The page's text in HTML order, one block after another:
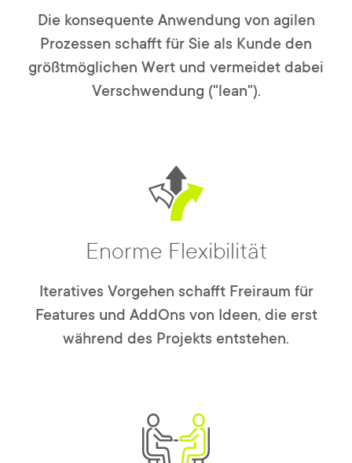
Die konsequente Anwendung von agilen
Prozessen schafft für Sie als Kunde den
größtmöglichen Wert und vermeidet dabei
Verschwendung ("lean").
Enorme Flexibilität
Iteratives Vorgehen schafft Freiraum für
Features und AddOns von Ideen, die erst
während des Projekts entstehen.